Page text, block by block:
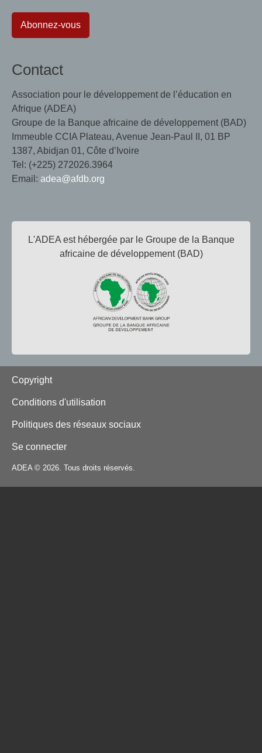
Abonnez-vous
Contact
Association pour le développement de l’éducation en
Afrique (ADEA)
Groupe de la Banque africaine de développement (BAD)
Immeuble CCIA Plateau, Avenue Jean-Paul II, 01 BP
1387, Abidjan 01, Côte d’Ivoire
Tel: (+225) 272026.3964
Email: adea@afdb.org
L'ADEA est hébergée par le Groupe de la Banque
africaine de développement (BAD)
Footer
Copyright
Conditions d'utilisation
Politiques des réseaux sociaux
Se connecter
ADEA © 2026. Tous droits réservés.